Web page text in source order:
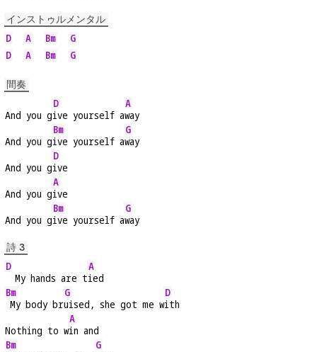
インストゥルメンタル
D A Bm
G
D
A Bm G
間奏
And you g
D
ive yourself a
A
way
And you g
Bm
ive yourself a
G
way
And you g
D
ive
And you g
A
ive
And you g
Bm
ive yourself a
G
way
詩 3
D
  My hands are t
A
ied
Bm
My body br
G
uised, she got me w
D
ith
Nothing to w
A
in and
Bm
G